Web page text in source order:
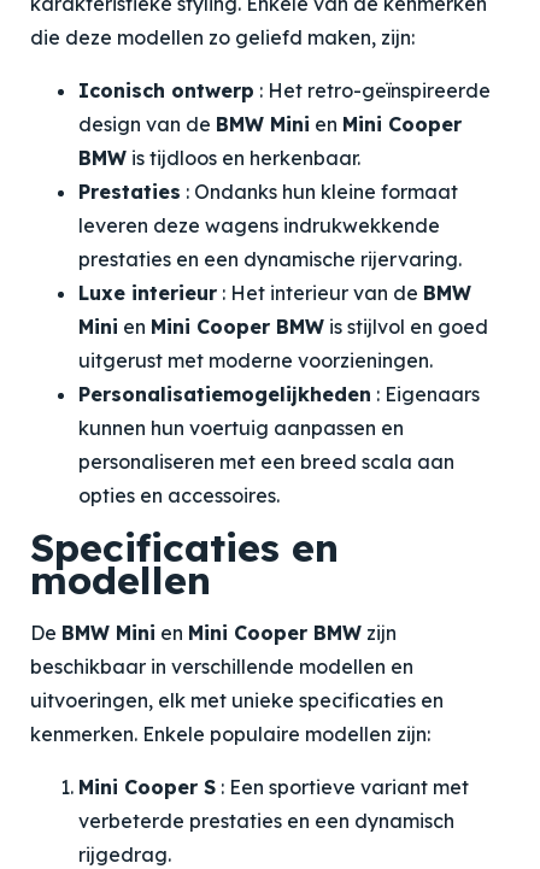
die deze modellen zo geliefd maken, zijn:
Iconisch ontwerp : Het retro-geïnspireerde
design van de BMW Mini en Mini Cooper
BMW is tijdloos en herkenbaar.
Prestaties : Ondanks hun kleine formaat
leveren deze wagens indrukwekkende
prestaties en een dynamische rijervaring.
Luxe interieur : Het interieur van de BMW
Mini en Mini Cooper BMW is stijlvol en goed
uitgerust met moderne voorzieningen.
Personalisatiemogelijkheden : Eigenaars
kunnen hun voertuig aanpassen en
personaliseren met een breed scala aan
opties en accessoires.
Specificaties en
modellen
De BMW Mini en Mini Cooper BMW zijn
beschikbaar in verschillende modellen en
uitvoeringen, elk met unieke specificaties en
kenmerken. Enkele populaire modellen zijn:
Mini Cooper S : Een sportieve variant met
verbeterde prestaties en een dynamisch
rijgedrag.